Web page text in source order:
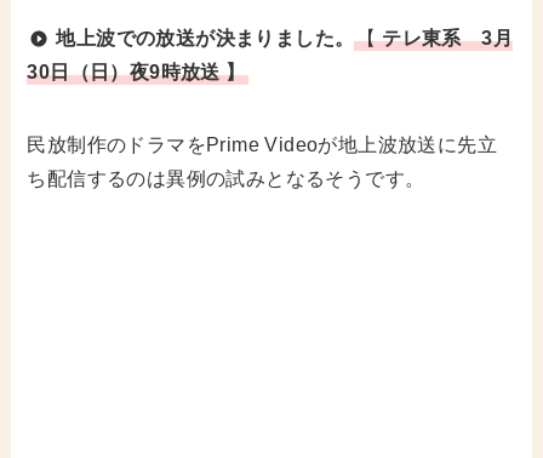
地上波での放送が決まりました。【テレ東系 3月
30日（日）夜9時放送 】
民放制作のドラマをPrime Videoが地上波放送に先立
ち配信するのは異例の試みとなるそうです。